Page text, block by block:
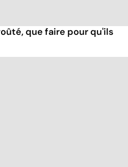
que faire pour qu'ils